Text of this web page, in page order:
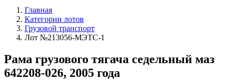
Главная
Категории лотов
Грузовой транспорт
Лот №213056-МЭТС-1
Рама грузового тягача седельный маз
642208-026, 2005 года